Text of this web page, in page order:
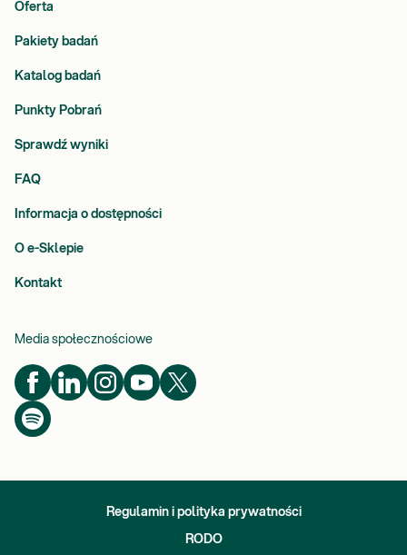
Oferta
Pakiety badań
Katalog badań
Punkty Pobrań
Sprawdź wyniki
FAQ
Informacja o dostępności
O e-Sklepie
Kontakt
Media społecznościowe
Regulamin i polityka prywatności
RODO